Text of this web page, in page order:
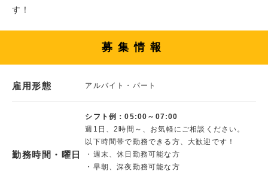
す！
募集情報
雇用形態 アルバイト・パート
勤務時間・曜日
シフト例：05:00～07:00
週1日、2時間～、お気軽にご相談ください。
以下時間帯で勤務できる方、大歓迎です！
・週末、休日勤務可能な方
・早朝、深夜勤務可能な方